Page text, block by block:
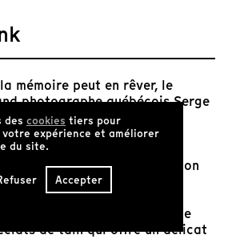
mémoire peut en rêver, le
photographe québécois Serge
fragmenté d’une ville
sur plusieurs aspects de la
comme au figuré), qui
une admirable adéquation
sont comme une vitrine de
de tain qui offre un délicat
des cookies tiers pour
expérience et améliorer
du site.
Accepter